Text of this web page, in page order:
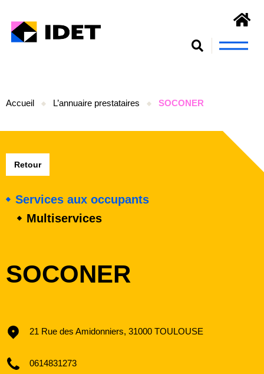
Accueil L’annuaire prestataires SOCONER
Retour
Services aux occupants
Multiservices
SOCONER
21 Rue des Amidonniers, 31000 TOULOUSE
0614831273